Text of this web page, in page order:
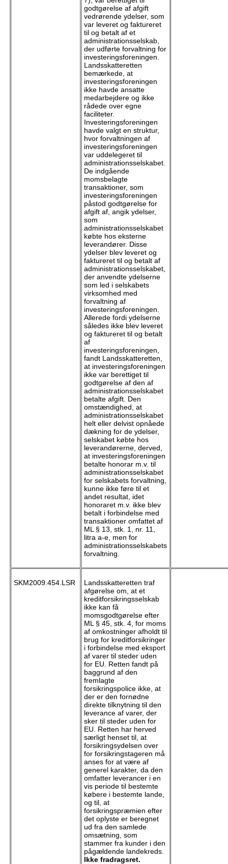
godtgørelse af afgift
vedrørende ydelser, som
var leveret og faktureret
til og betalt af et
administrationsselskab,
der udførte forvaltning for
investeringsforeningen.
Landsskatteretten
bemærkede, at
investeringsforeningen
ikke havde ansatte
medarbejdere og ikke
rådede over egne
faciliteter.
Investeringsforeningen
havde valgt en struktur,
hvor forvaltningen af
investeringsforeningen
var uddelegeret til
administrationsselskabet.
De indgående
momsbelagte
transaktioner, som
investeringsforeningen
påstod godtgørelse for
afgift af, angik ydelser,
som
administrationsselskabet
købte hos eksterne
leverandører. Disse
ydelser blev leveret og
faktureret til og betalt af
administrationsselskabet,
der anvendte ydelserne
som led i selskabets
virksomhed med
forvaltning af
investeringsforeningen.
Allerede fordi ydelserne
således ikke blev leveret
og faktureret til og betalt
af
investeringsforeningen,
fandt Landsskatteretten,
at investeringsforeningen
ikke var berettiget til
godtgørelse af den af
administrationsselskabet
betalte afgift. Den
omstændighed, at
administrationsselskabet
helt eller delvist opnåede
dækning for de ydelser,
selskabet købte hos
leverandørerne, derved,
at investeringsforeningen
betalte honorar m.v. til
administrationsselskabet
for selskabets forvaltning,
kunne ikke føre til et
andet resultat, idet
honoraret m.v. ikke blev
betalt i forbindelse med
transaktioner omfattet af
ML § 13, stk. 1, nr. 11,
litra a-e, men for
administrationsselskabets
forvaltning.
SKM2009.454.LSR
Landsskatteretten traf
afgørelse om, at et
kreditforsikringsselskab
ikke kan få
momsgodtgørelse efter
ML § 45, stk. 4, for moms
af omkostninger afholdt til
brug for kreditforsikringer
i forbindelse med eksport
af varer til steder uden
for EU. Retten fandt på
baggrund af den
fremlagte
forsikringspolice ikke, at
der er den fornødne
direkte tilknytning til den
leverance af varer, der
sker til steder uden for
EU. Retten har herved
særligt henset til, at
forsikringsydelsen over
for forsikringstageren må
anses for at være af
generel karakter, da den
omfatter leverancer i en
vis periode til bestemte
købere i bestemte lande,
og til, at
forsikringspræmien efter
det oplyste er beregnet
ud fra den samlede
omsætning, som
stammer fra kunder i den
pågældende landekreds.
Ikke fradragsret.